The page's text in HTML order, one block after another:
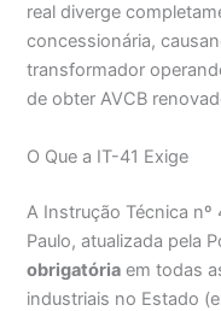
real diverge
concessionária,
transformador
de obter AVCB
O Que a IT-41 Exige
A Instrução Técnica
Paulo, atualizada pela
obrigatória em todas
industriais no Estado